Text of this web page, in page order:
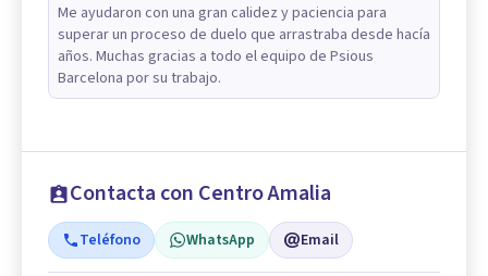
Me ayudaron con una gran calidez y paciencia para
superar un proceso de duelo que arrastraba desde hacía
años. Muchas gracias a todo el equipo de Psious
Barcelona por su trabajo.
Contacta con Centro Amalia
Teléfono WhatsApp Email